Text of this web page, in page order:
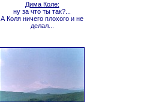
Дима Коле:
ну за что ты так?...
А Коля ничего плохого и не
делал...